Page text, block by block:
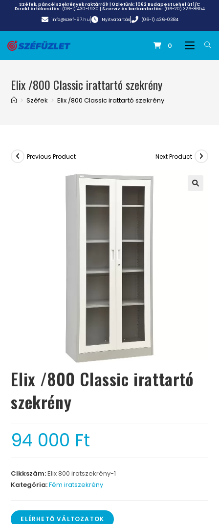
Széfek, páncélszekrények raktárról! | Üzletünk:1062 Budapest Lehel út 1/C
Direkt értékesítés: (06-1) 430-1930 | Szerviz és karbantartás: (06-20) 326-8654
info@szef-97.hu
Nyitvatartás (06-1) 436-0384
0
Elix /800 Classic irattartó szekrény
> Széfek > Elix /800 Classic irattartó szekrény
Previous Product Next Product
Elix /800 Classic irattartó
szekrény
94 000 Ft
Cikkszám:Elix 800 iratszekrény-1
Kategória:Fém iratszekrény
ELÉRHETŐ VÁLTOZATOK